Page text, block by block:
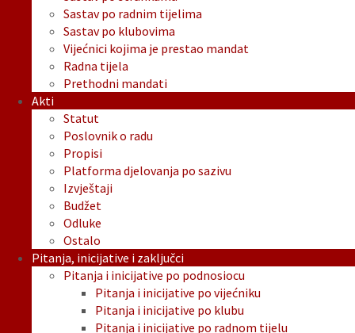
Sastav po radnim tijelima
Sastav po klubovima
Vijećnici kojima je prestao mandat
Radna tijela
Prethodni mandati
Akti
Statut
Poslovnik o radu
Propisi
Platforma djelovanja po sazivu
Izvještaji
Budžet
Odluke
Ostalo
Pitanja, inicijative i zaključci
Pitanja i inicijative po podnosiocu
Pitanja i inicijative po vijećniku
Pitanja i inicijative po klubu
Pitanja i inicijative po radnom tijelu